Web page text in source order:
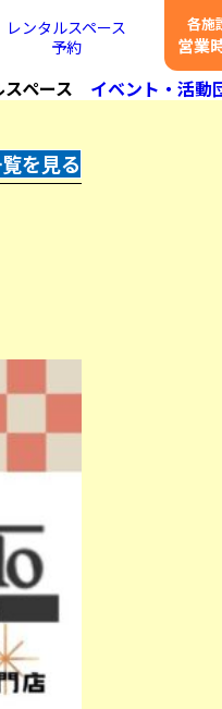
レンタルスペース
予約
各施
営業
ペース イベント・活動
を見る